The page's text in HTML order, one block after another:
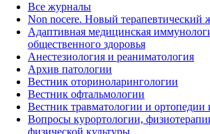
Все журналы
Non nocere. Новый терапевтический
Адаптивная медицинская
общественного здоровья
Анестезиология и реаниматология
Архив патологии
Вестник оториноларингологии
Вестник офтальмологии
Вестник травматологии и
Вопросы курортологии,
физической культуры